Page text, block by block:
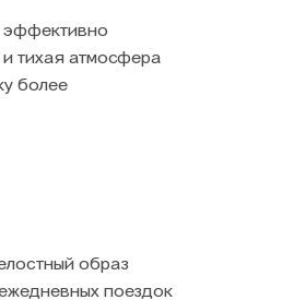
эффективно
тихая атмосфера
более
образ
поездок